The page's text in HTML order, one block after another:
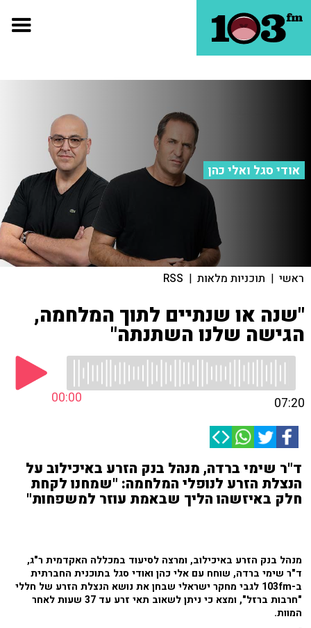
אודי סגל ואלי כהן
ראשי | תוכניות מלאות |
RSS
"שנה או שנתיים לתוך המלחמה,
הגישה שלנו השתנתה"
00:00 07:20
ד"ר שימי ברדה, מנהל בנק הזרע באיכילוב על
הנצלת הזרע לנופלי המלחמה: "שמחנו לקחת
חלק באיזשהו הליך שבאמת עוזר למשפחות"
מנהל בנק הזרע באיכילוב, ומרצה לסיעוד במכללה האקדמית ר"ג,
ד"ר שימי ברדה, שוחח עם אלי כהן ואודי סגל בתוכנית החברתית
ב-103fm לגבי מחקר ישראלי שבחן את נושא הנצלת הזרע של חללי
"חרבות ברזל", ומצא כי ניתן לשאוב תאי זרע עד 37 שעות לאחר
המוות.